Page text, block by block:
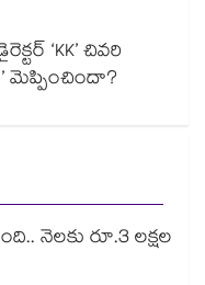
‘KK’ చివరి
మెప్పించిందా?
నెలకు రూ.3 లక్షల